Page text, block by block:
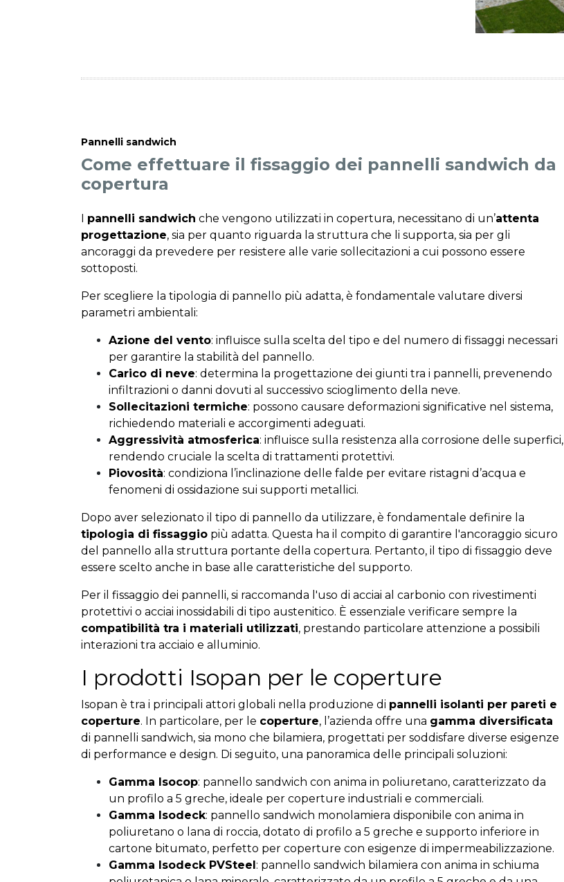
Pannelli sandwich
Come effettuare il fissaggio dei pannelli sandwich da
copertura
I pannelli sandwich che vengono utilizzati in copertura, necessitano di un’attenta
progettazione, sia per quanto riguarda la struttura che li supporta, sia per gli
ancoraggi da prevedere per resistere alle varie sollecitazioni a cui possono essere
sottoposti.
Per scegliere la tipologia di pannello più adatta, è fondamentale valutare diversi
parametri ambientali:
Azione del vento: influisce sulla scelta del tipo e del numero di fissaggi necessari
per garantire la stabilità del pannello.
Carico di neve: determina la progettazione dei giunti tra i pannelli, prevenendo
infiltrazioni o danni dovuti al successivo scioglimento della neve.
Sollecitazioni termiche: possono causare deformazioni significative nel sistema,
richiedendo materiali e accorgimenti adeguati.
Aggressività atmosferica: influisce sulla resistenza alla corrosione delle superfici,
rendendo cruciale la scelta di trattamenti protettivi.
Piovosità: condiziona l’inclinazione delle falde per evitare ristagni d’acqua e
fenomeni di ossidazione sui supporti metallici.
Dopo aver selezionato il tipo di pannello da utilizzare, è fondamentale definire la
tipologia di fissaggio più adatta. Questa ha il compito di garantire l'ancoraggio sicuro
del pannello alla struttura portante della copertura. Pertanto, il tipo di fissaggio deve
essere scelto anche in base alle caratteristiche del supporto.
Per il fissaggio dei pannelli, si raccomanda l'uso di acciai al carbonio con rivestimenti
protettivi o acciai inossidabili di tipo austenitico. È essenziale verificare sempre la
compatibilità tra i materiali utilizzati, prestando particolare attenzione a possibili
interazioni tra acciaio e alluminio.
I prodotti Isopan per le coperture
Isopan è tra i principali attori globali nella produzione di pannelli isolanti per pareti e
coperture. In particolare, per le coperture, l’azienda offre una gamma diversificata
di pannelli sandwich, sia mono che bilamiera, progettati per soddisfare diverse esigenze
di performance e design. Di seguito, una panoramica delle principali soluzioni:
Gamma Isocop: pannello sandwich con anima in poliuretano, caratterizzato da
un profilo a 5 greche, ideale per coperture industriali e commerciali.
Gamma Isodeck: pannello sandwich monolamiera disponibile con anima in
poliuretano o lana di roccia, dotato di profilo a 5 greche e supporto inferiore in
cartone bitumato, perfetto per coperture con esigenze di impermeabilizzazione.
Gamma Isodeck PVSteel: pannello sandwich bilamiera con anima in schiuma